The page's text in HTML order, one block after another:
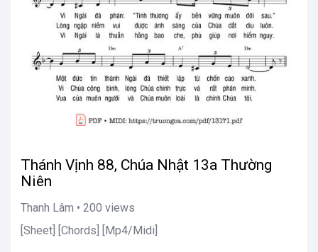
Thánh Vịnh 88, Chúa Nhật 13a Thường
Niên
Thanh Lâm • 200 views
[Sheet] [Chords] [Mp4/Midi]